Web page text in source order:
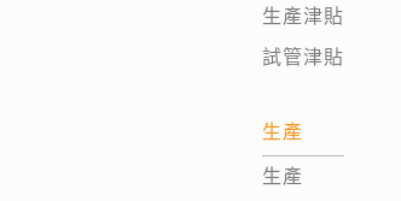
生產津貼
試管津貼
生產
生產